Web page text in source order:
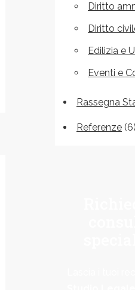
Diritto
Diritto
Edilizia e
Eventi e
Rassegna
Referenze (6)